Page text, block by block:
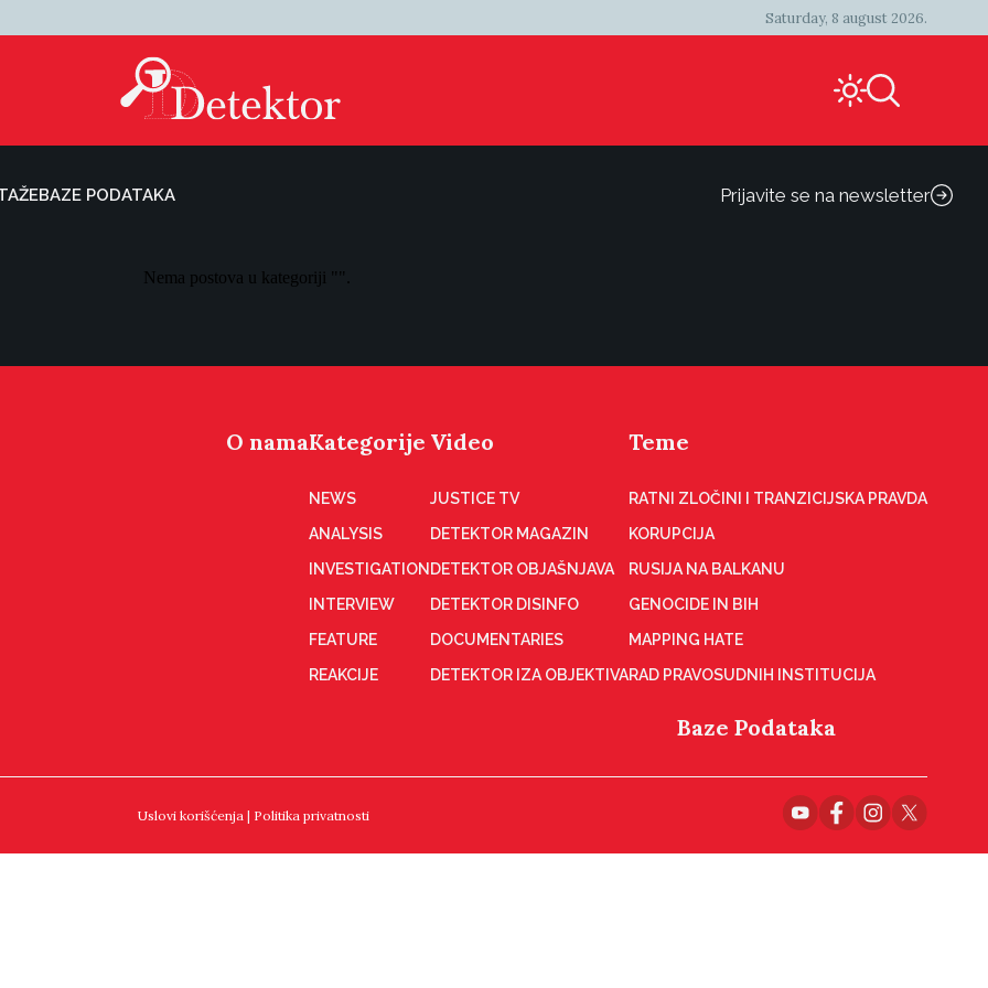
Saturday, 8 august 2026.
BAZE PODATAKA Prijavite se na newsletter
Nema postova u kategoriji "".
O namaKategorije
NEWS
ANALYSIS
INVESTIGATION
INTERVIEW
FEATURE
REAKCIJE
Video
JUSTICE TV
DETEKTOR MAGAZIN
DETEKTOR OBJAŠNJAVA
DETEKTOR DISINFO
DOCUMENTARIES
DETEKTOR IZA OBJEKTIVA
Teme
RATNI ZLOČINI I TRANZICIJSKA PRAVDA
KORUPCIJA
RUSIJA NA BALKANU
GENOCIDE IN BIH
MAPPING HATE
RAD PRAVOSUDNIH INSTITUCIJA
Baze Podataka
Uslovi korišćenja | Politika privatnosti